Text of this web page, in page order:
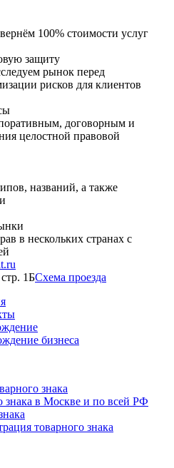
100% стоимости услуг
защиту
рынок перед
рисков для клиентов
договорным и
целостной правовой
названий, а также
в нескольких странах с
1БСхема проезда
бизнеса
знака
знака в Москве и по всей РФ
товарного знака